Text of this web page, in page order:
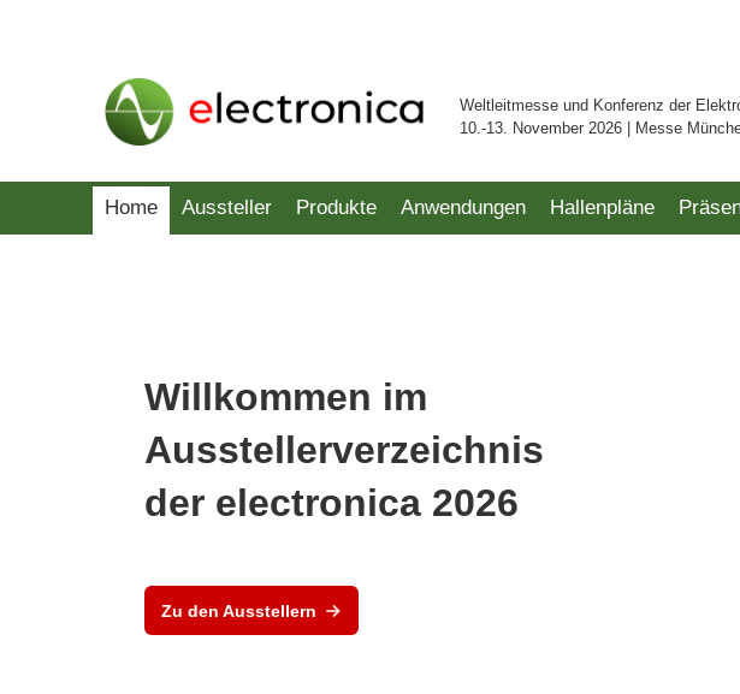
Weltleitmesse und Konferenz der
10.-13. November 2026 | Messe
Home Aussteller Produkte Anwendungen Hallenpläne
Willkommen im
Ausstellerverzeichnis
der electronica 2026
Zu den Ausstellern